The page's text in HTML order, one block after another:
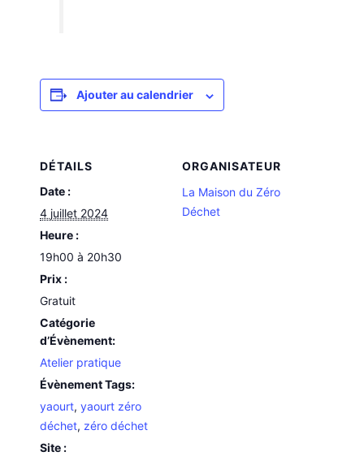
Ajouter au calendrier
DÉTAILS
Date :
4 juillet 2024
Heure :
19h00 à 20h30
Prix :
Gratuit
Catégorie
d’Évènement:
Atelier pratique
Évènement Tags:
yaourt,yaourt zéro
déchet, zéro déchet
Site :
ORGANISATEUR
La Maison du Zéro
Déchet